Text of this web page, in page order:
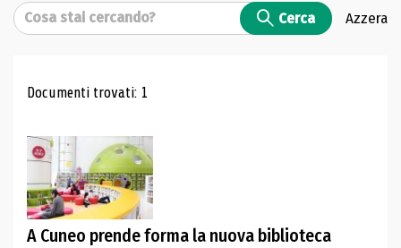
Cerca Cerca Azzera
Risultati di ricerca
Documenti trovati: 1
A Cuneo prende forma la nuova biblioteca